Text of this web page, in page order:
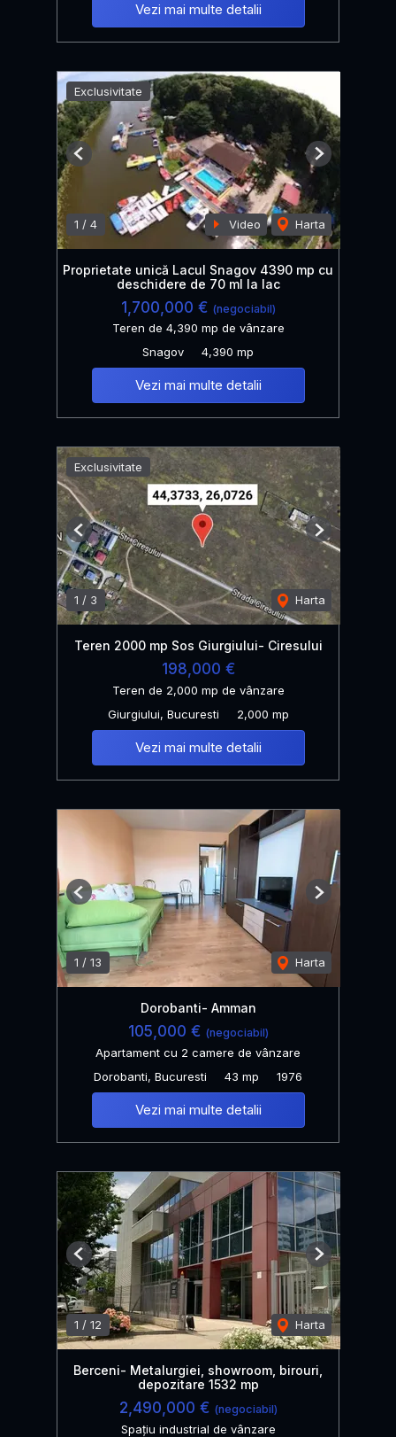
Vezi mai multe detalii
Exclusivitate
1 / 4 Video Harta
Previous Next
Proprietate unică Lacul Snagov 4390 mp cu
deschidere de 70 ml la lac
1,700,000 € (negociabil)
Teren de 4,390 mp de vânzare
Snagov
4,390 mp
Vezi mai multe detalii
Exclusivitate
1 / 3 Harta
Previous Next
Teren 2000 mp Sos Giurgiului- Ciresului
198,000 €
Teren de 2,000 mp de vânzare
Giurgiului, Bucuresti
2,000 mp
Vezi mai multe detalii
1 / 13 Harta
Previous Next
Dorobanti- Amman
105,000 € (negociabil)
Apartament cu 2 camere de vânzare
Dorobanti, Bucuresti
43 mp 1976
Vezi mai multe detalii
1 / 12 Harta
Previous Next
Berceni- Metalurgiei, showroom, birouri,
depozitare 1532 mp
2,490,000 € (negociabil)
Spațiu industrial de vânzare